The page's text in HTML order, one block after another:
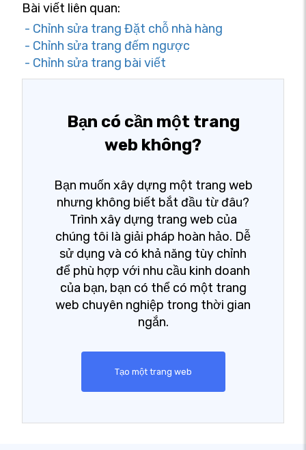
Bài viết liên quan:
- Chỉnh sửa trang Đặt chỗ nhà hàng
- Chỉnh sửa trang đếm ngược
- Chỉnh sửa trang bài viết
Bạn có cần một trang
web không?
Bạn muốn xây dựng một trang web
nhưng không biết bắt đầu từ đâu?
Trình xây dựng trang web của
chúng tôi là giải pháp hoàn hảo. Dễ
sử dụng và có khả năng tùy chỉnh
để phù hợp với nhu cầu kinh doanh
của bạn, bạn có thể có một trang
web chuyên nghiệp trong thời gian
ngắn.
Tạo một trang web